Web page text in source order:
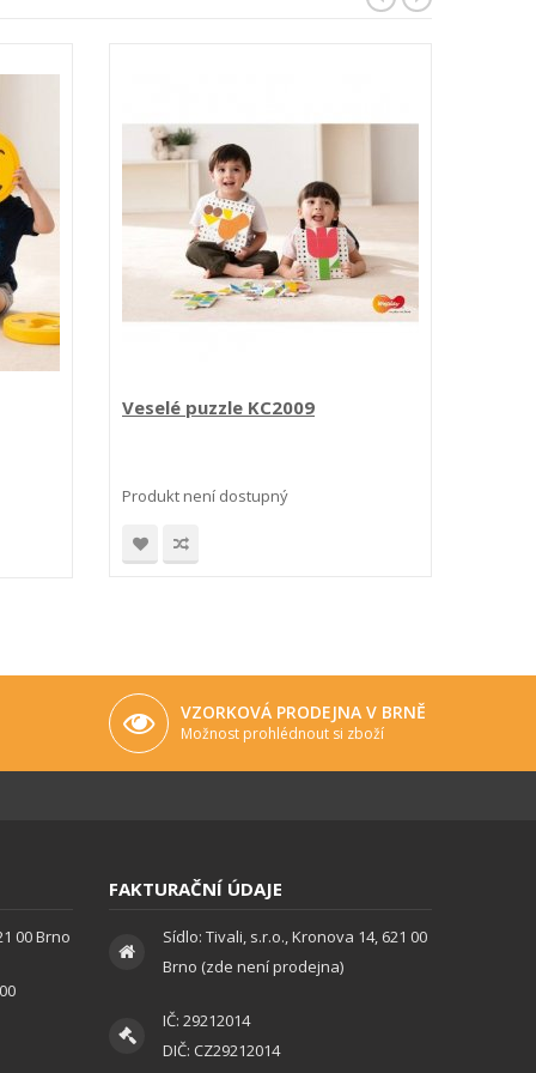
Veselé puzzle KC2009
Produkt není dostupný
VZORKOVÁ PRODEJNA V BRNĚ
Možnost prohlédnout si zboží
00 Brno
FAKTURAČNÍ ÚDAJE
Sídlo: Tivali, s.r.o., Kronova 14, 621 00
Brno (zde není prodejna)
IČ: 29212014
DIČ: CZ29212014